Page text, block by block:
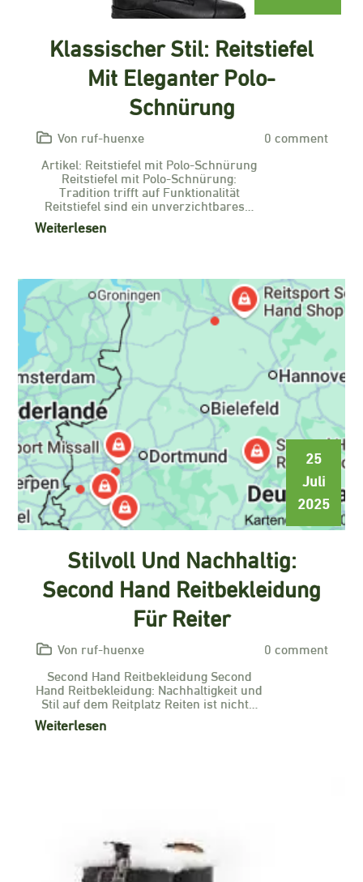
Klassischer Stil: Reitstiefel
Mit Eleganter Polo-
Schnürung
Von ruf-huenxe
0 comment
Artikel: Reitstiefel mit Polo-Schnürung
Reitstiefel mit Polo-Schnürung:
Tradition trifft auf Funktionalität
Reitstiefel sind ein unverzichtbares…
Weiterlesen
25
Juli
2025
Stilvoll Und Nachhaltig:
Second Hand Reitbekleidung
Für Reiter
Von ruf-huenxe
0 comment
Second Hand Reitbekleidung Second
Hand Reitbekleidung: Nachhaltigkeit und
Stil auf dem Reitplatz Reiten ist nicht…
Weiterlesen